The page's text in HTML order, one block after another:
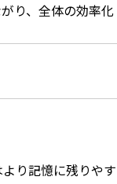
り、全体の効率化
り記憶に残りやす